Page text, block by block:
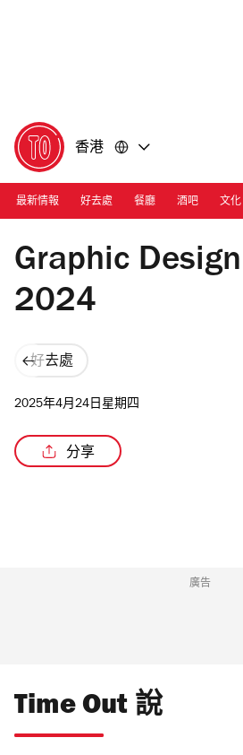
香港
最新情報 好去處 餐廳 酒吧 文化
Photograph: Courtesy Graphic
Graphic
2024
好去處
2025年4月24日星期四
分享
廣告
Time Out 說